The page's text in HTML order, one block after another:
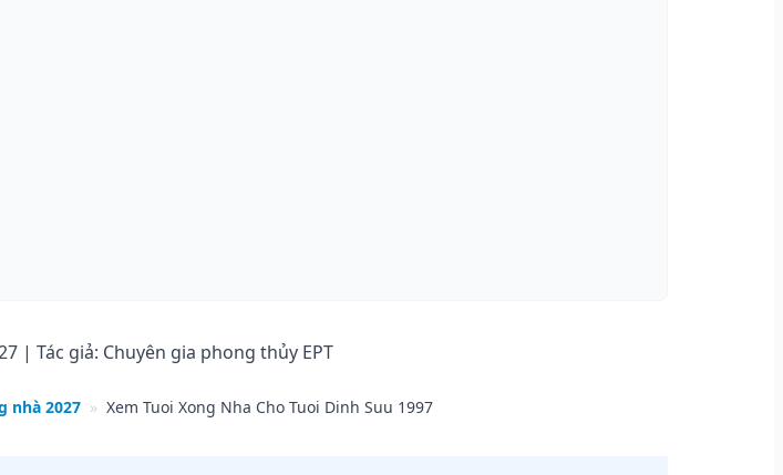
| Tác giả: Chuyên gia phong thủy EPT
nhà 2027 » Xem Tuoi Xong Nha Cho Tuoi Dinh Suu 1997